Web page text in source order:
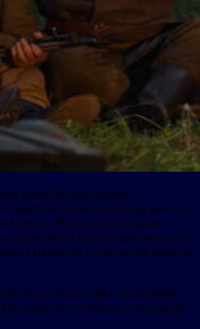
RadaNik выпустила
патриотическую
Генки». Визуально сильная и
отражением идеи национального
Отечества и ценности мирной
выступила АНО «НАШИМ
фонда культурных